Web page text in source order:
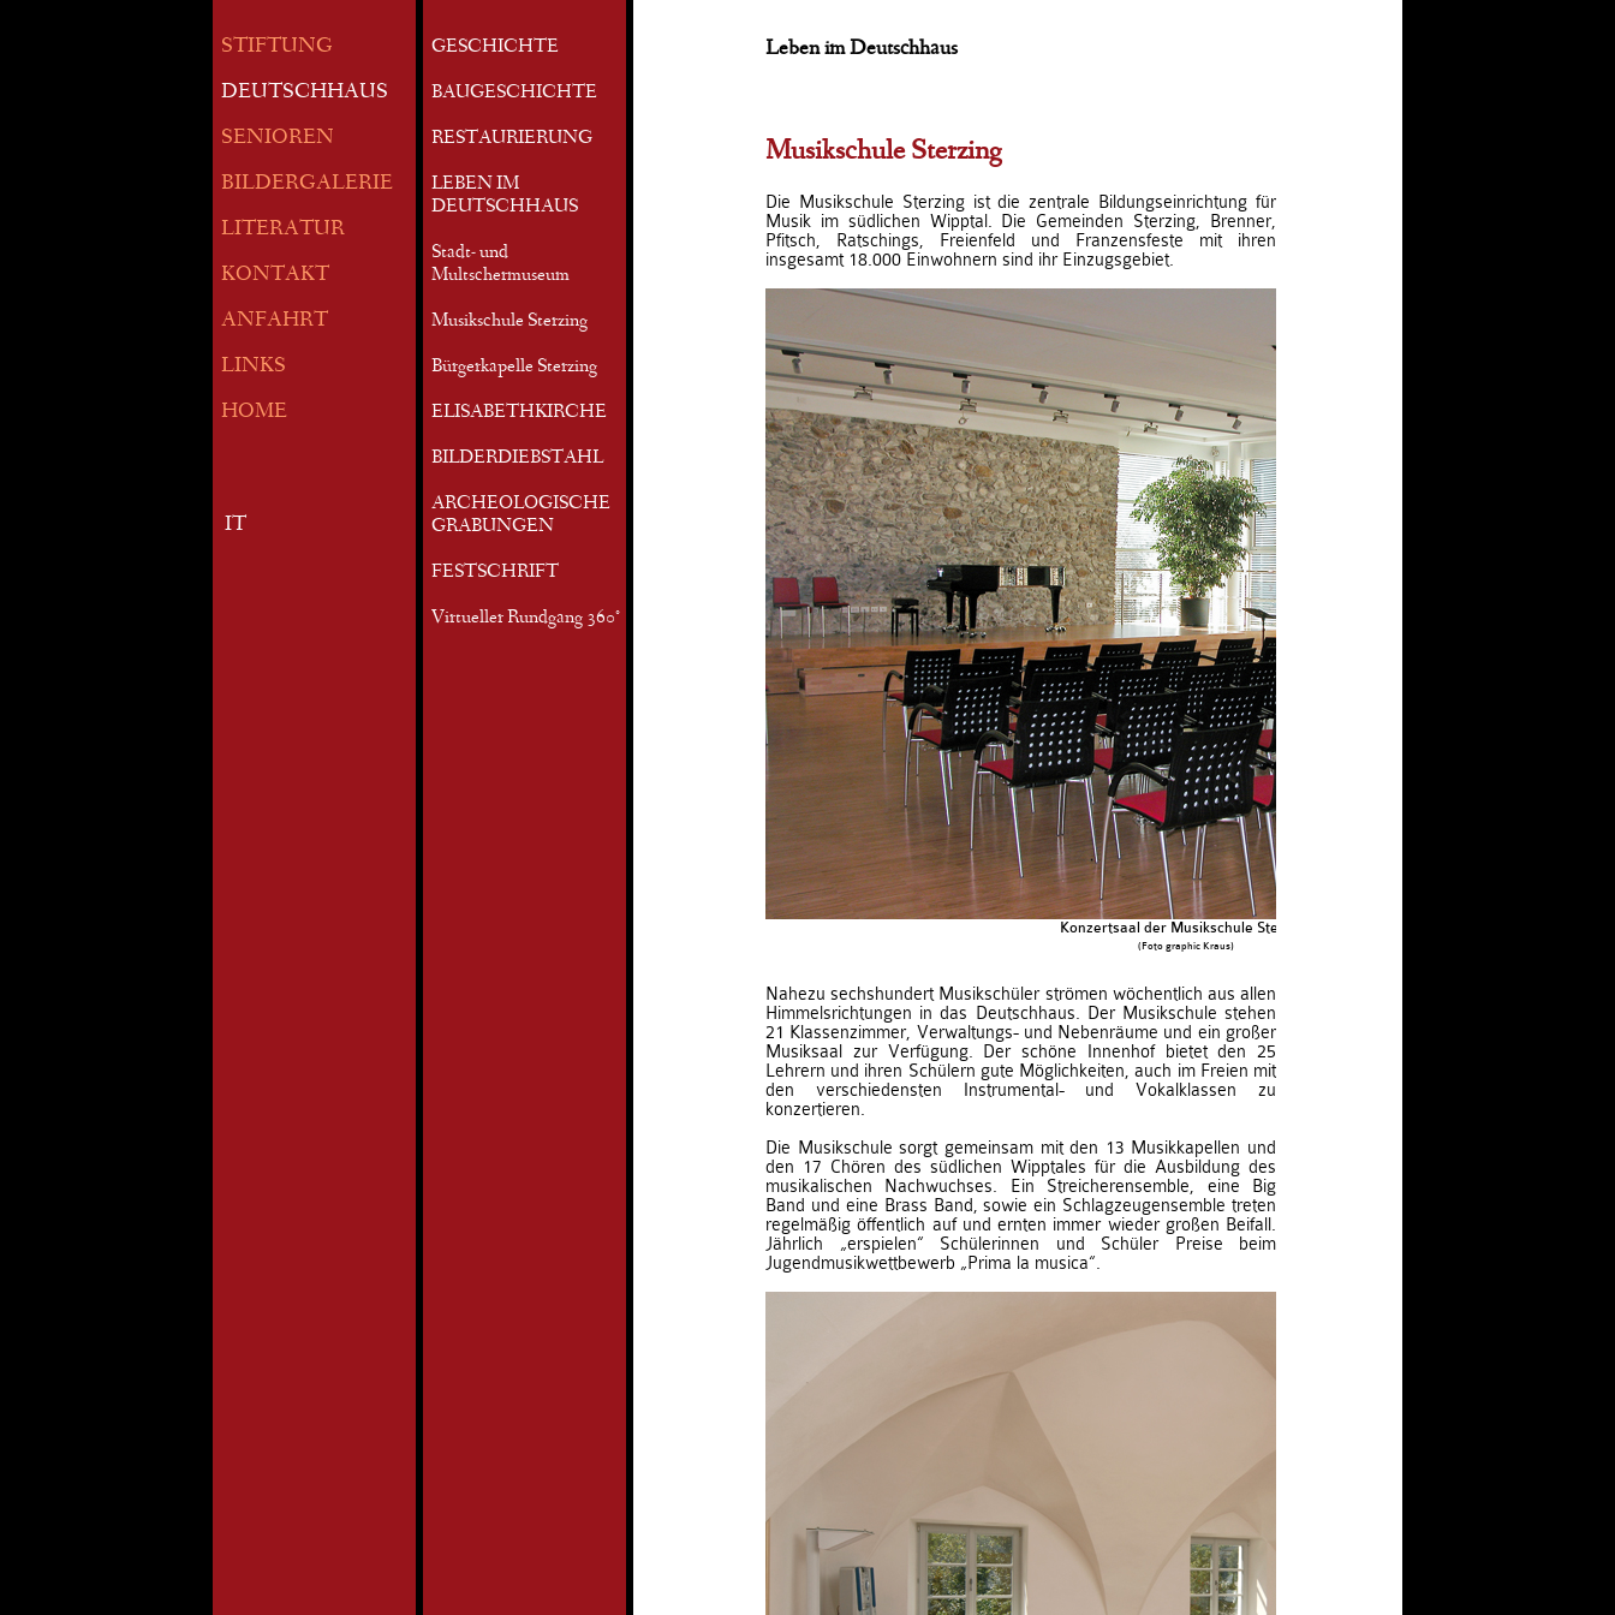
STIFTUNG
DEUTSCHHAUS
SENIOREN
BILDERGALERIE
LITERATUR
KONTAKT
ANFAHRT
LINKS
HOME
IT
GESCHICHTE
BAUGESCHICHTE
RESTAURIERUNG
LEBEN IM
DEUTSCHHAUS
Stadt- und
Multschermuseum
Musikschule Sterzing
Bürgerkapelle Sterzing
ELISABETHKIRCHE
BILDERDIEBSTAHL
ARCHEOLOGISCHE
GRABUNGEN
FESTSCHRIFT
Virtueller Rundgang 360°
Leben im Deutschhaus
Musikschule Sterzing
Die Musikschule Sterzing ist die zentrale Bildungseinrichtung für
Musik im südlichen Wipptal. Die Gemeinden Sterzing, Brenner,
Pfitsch, Ratschings, Freienfeld und Franzensfeste mit ihren
insgesamt 18.000 Einwohnern sind ihr Einzugsgebiet.
Konzertsaal der Musikschule Sterzing
(Foto graphic Kraus)
Nahezu sechshundert Musikschüler strömen wöchentlich aus allen
Himmelsrichtungen in das Deutschhaus. Der Musikschule stehen
21 Klassenzimmer, Verwaltungs- und Nebenräume und ein großer
Musiksaal zur Verfügung. Der schöne Innenhof bietet den 25
Lehrern und ihren Schülern gute Möglichkeiten, auch im Freien mit
den verschiedensten Instrumental- und Vokalklassen zu
konzertieren.
Die Musikschule sorgt gemeinsam mit den 13 Musikkapellen und
den 17 Chören des südlichen Wipptales für die Ausbildung des
musikalischen Nachwuchses. Ein Streicherensemble, eine Big
Band und eine Brass Band, sowie ein Schlagzeugensemble treten
regelmäßig öffentlich auf und ernten immer wieder großen Beifall.
Jährlich „erspielen“ Schülerinnen und Schüler Preise beim
Jugendmusikwettbewerb „Prima la musica“.